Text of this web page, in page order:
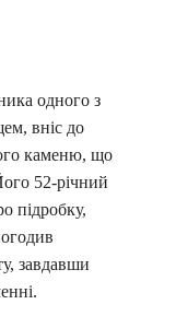
одного з
вніс до
каменю, що
52-річний
підробку,
завдавши